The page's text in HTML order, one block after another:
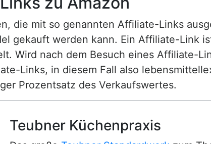
die mit so genannten Affiliate-Links
gekauft werden kann. Ein Affiliate-Link
Wird nach dem Besuch eines Affiliate-
Links, in diesem Fall also
Prozentsatz des Verkaufswertes.
Teubner Küchenpraxis